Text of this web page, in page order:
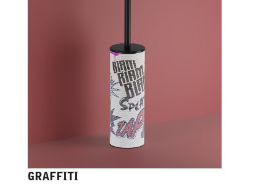
GRAFFITI